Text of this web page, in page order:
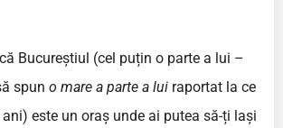
Bucureștiul (cel puțin o parte a lui –
spun o mare a parte a lui raportat la ce
este un oraș unde ai putea să-ți lași